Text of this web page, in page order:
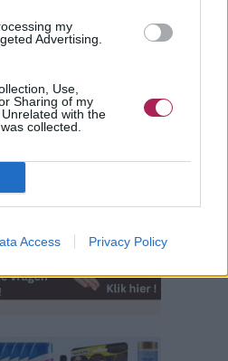
my
Advertising.
Use,
Sharing of my
with the
collected.
Access Privacy Policy